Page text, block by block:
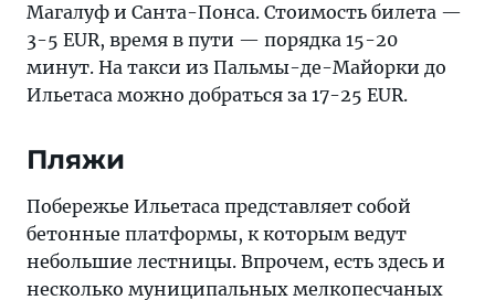
Магалуф и Санта-Понса. Стоимость билета —
3-5 EUR, время в пути — порядка 15-20
минут. На такси из Пальмы-де-Майорки до
Ильетаса можно добраться за 17-25 EUR.
Пляжи
Побережье Ильетаса представляет собой
бетонные платформы, к которым ведут
небольшие лестницы. Впрочем, есть здесь и
несколько муниципальных мелкопесчаных